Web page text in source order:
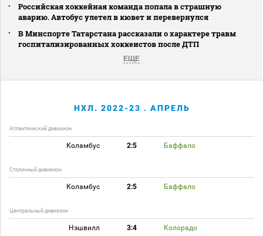
Российская хоккейная команда попала в страшную
аварию. Автобус улетел в кювет и перевернулся
В Минспорте Татарстана рассказали о характере травм
госпитализированных хоккеистов после ДТП
ЕЩЕ
НХЛ. 2022-23 . АПРЕЛЬ
Атлантический дивизион
Коламбус 2:5 Баффало
Столичный дивизион
Коламбус 2:5 Баффало
Центральный дивизион
Нэшвилл 3:4 Колорадо